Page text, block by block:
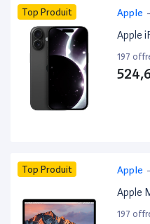
Top Produit Apple -
Apple
197
Top Produit Apple -
Apple
197